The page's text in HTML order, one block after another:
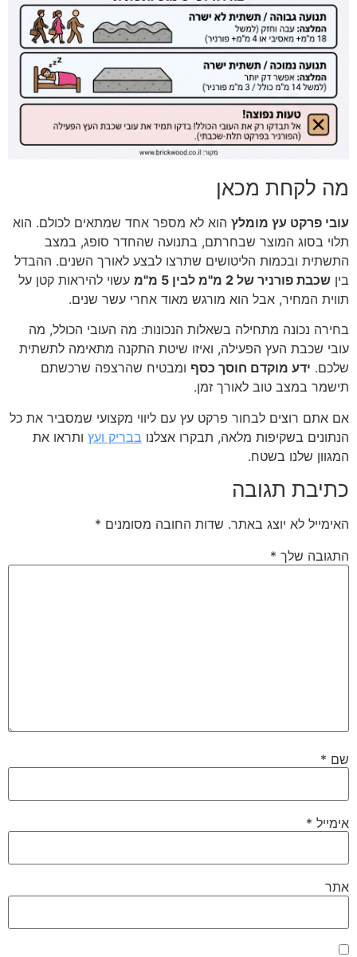
מה לקחת מכאן
עובי פרקט עץ מומלץהוא לא מספר אחד שמתאים לכולם. הוא
תלוי בסוג המוצר שבחרתם, בתנועה שהחדר סופג, במצב
התשתית ובכמות הליטושים שתרצו לבצע לאורך השנים. ההבדל
בין שכבת פורניר של 2 מ"מ לבין 5 מ"מ
עשוי להיראות קטן על
תווית המחיר, אבל הוא מורגש מאוד אחרי עשר שנים.
בחירה נכונה מתחילה בשאלות הנכונות: מה העובי הכולל, מה
עובי שכבת העץ הפעילה, ואיזו שיטת התקנה מתאימה לתשתית
שלכם. ידע מוקדם חוסך כסףומבטיח שהרצפה שרכשתם
תישמר במצב טוב לאורך זמן.
אם אתם רוצים לבחור פרקט עץ עם ליווי מקצועי שמסביר את כל
הנתונים בשקיפות מלאה, תבקרו אצלנו בבריק ועץותראו את
המגוון שלנו בשטח.
כתיבת תגובה
האימייל לא יוצג באתר. שדות החובה מסומנים *
התגובה שלך *
שם *
אימייל *
אתר